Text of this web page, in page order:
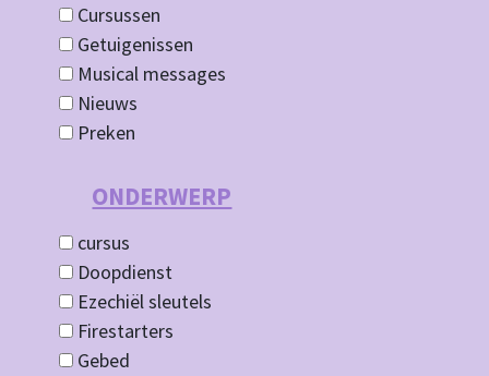
Cursussen
Getuigenissen
Musical messages
Nieuws
Preken
ONDERWERP
cursus
Doopdienst
Ezechiël sleutels
Firestarters
Gebed